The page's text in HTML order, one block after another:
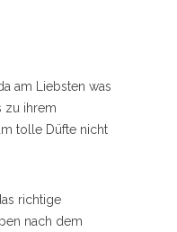
am Liebsten was
zu ihrem
tolle Düfte nicht
richtige
nach dem